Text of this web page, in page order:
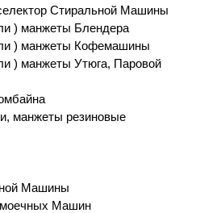
Стиральной Машины
) манжеты Блендера
) манжеты Кофемашины
) манжеты Утюга, Паровой
манжеты резиновые
Машины
Машин